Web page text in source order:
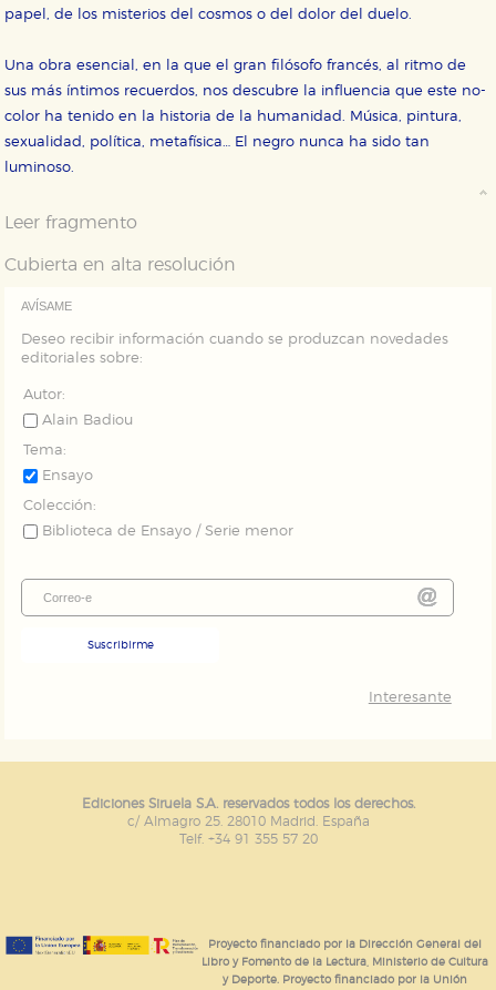
papel, de los misterios del cosmos o del dolor del duelo.
Una obra esencial, en la que el gran filósofo francés, al ritmo de
sus más íntimos recuerdos, nos descubre la influencia que este no-
color ha tenido en la historia de la humanidad. Música, pintura,
sexualidad, política, metafísica… El negro nunca ha sido tan
luminoso.
Leer fragmento
Cubierta en alta resolución
AVÍSAME
Deseo recibir información cuando se produzcan novedades
editoriales sobre:
Autor:
Alain Badiou
Tema:
Ensayo
Colección:
Biblioteca de Ensayo / Serie menor
Suscribirme
Interesante
Ediciones Siruela S.A. reservados todos los derechos.
c/ Almagro 25. 28010 Madrid. España
Telf. +34 91 355 57 20
Proyecto financiado por la Dirección General del
Libro y Fomento de la Lectura, Ministerio de Cultura
y Deporte. Proyecto financiado por la Unión
Estas cookies se utilizan para mejorar su experiencia
servicios para que no tenga que reconfigurarlos cada
vez que nos visita. La información es agregada y, por lo
tanto, es anónima.
Cookies de publicidad y redes sociales
Estas cookies son gestionadas por nuestros socios
publicitarios y se utilizan para mostrar publicidad
navegador y dispositivo de internet.